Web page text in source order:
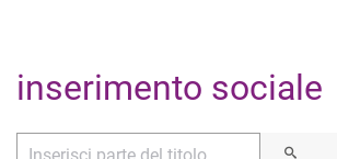
inserimento sociale
Inserisci parte del titolo